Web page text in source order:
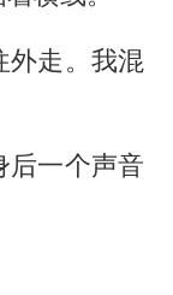
外走。我混
后一个声音